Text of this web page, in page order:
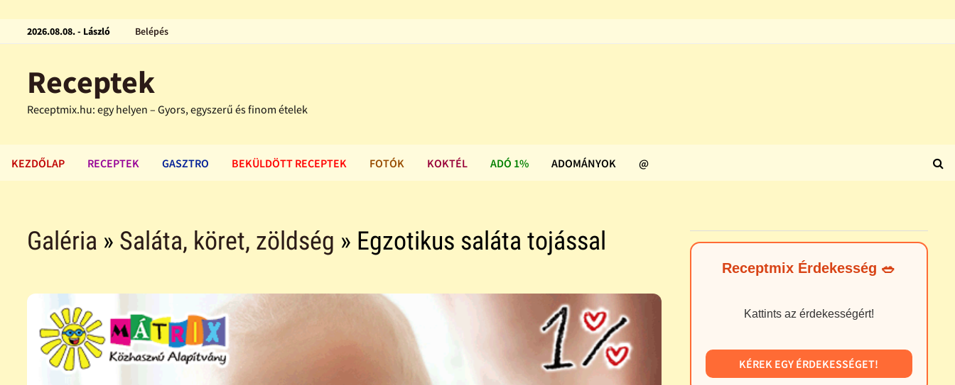
2026.08.08. - László Belépés
Receptek
Receptmix.hu: egy helyen – Gyors, egyszerű és finom ételek
KEZDŐLAP RECEPTEK GASZTRO BEKÜLDÖTT RECEPTEK FOTÓK KOKTÉL ADÓ 1% ADOMÁNYOK @
Galéria » Saláta, köret, zöldség » Egzotikus saláta tojással
Receptmix Érdekesség 🥗
Kattints az érdekességért!
KÉREK EGY ÉRDEKESSÉGET!